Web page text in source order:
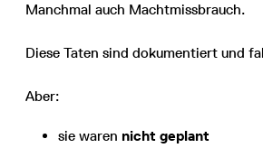
Manchmal auch Machtmissbrauch.
Diese Taten sind dokumentiert und
Aber:
sie waren nicht geplant